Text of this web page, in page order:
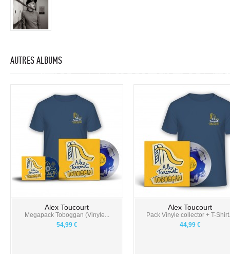
AUTRES ALBUMS
Alex Toucourt
Megapack Toboggan (Vinyle...
54,99 €
Alex Toucourt
Pack Vinyle collector + T-
44,99 €